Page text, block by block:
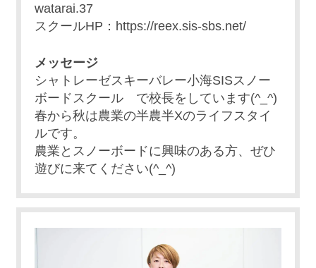
watarai.37
スクールHP：https://reex.sis-sbs.net/
メッセージ
シャトレーゼスキーバレー小海SISスノー
ボードスクール で校長をしています(^_^)
春から秋は農業の半農半Xのライフスタイ
ルです。
農業とスノーボードに興味のある方、ぜひ
遊びに来てください(^_^)